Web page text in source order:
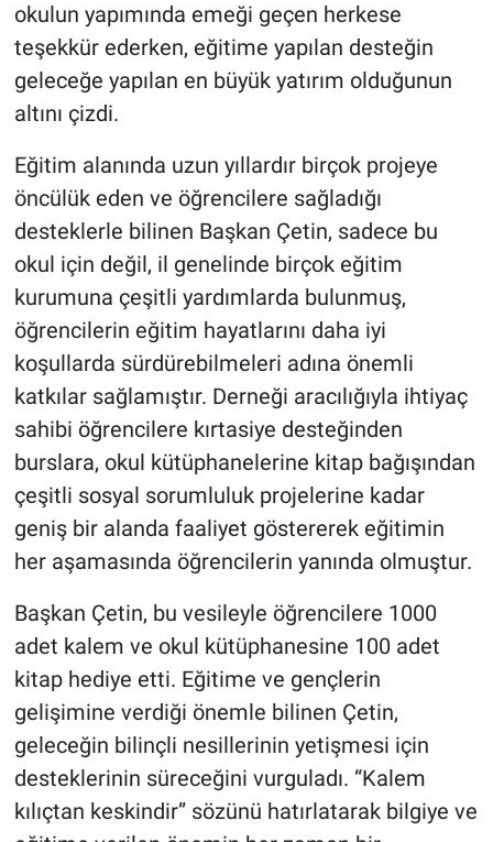
okulun yapımında emeği geçen herkese
teşekkür ederken, eğitime yapılan desteğin
geleceğe yapılan en büyük yatırım olduğunun
altını çizdi.
Eğitim alanında uzun yıllardır birçok projeye
öncülük eden ve öğrencilere sağladığı
desteklerle bilinen Başkan Çetin, sadece bu
okul için değil, il genelinde birçok eğitim
kurumuna çeşitli yardımlarda bulunmuş,
öğrencilerin eğitim hayatlarını daha iyi
koşullarda sürdürebilmeleri adına önemli
katkılar sağlamıştır. Derneği aracılığıyla ihtiyaç
sahibi öğrencilere kırtasiye desteğinden
burslara, okul kütüphanelerine kitap bağışından
çeşitli sosyal sorumluluk projelerine kadar
geniş bir alanda faaliyet göstererek eğitimin
her aşamasında öğrencilerin yanında olmuştur.
Başkan Çetin, bu vesileyle öğrencilere 1000
adet kalem ve okul kütüphanesine 100 adet
kitap hediye etti. Eğitime ve gençlerin
gelişimine verdiği önemle bilinen Çetin,
geleceğin bilinçli nesillerinin yetişmesi için
desteklerinin süreceğini vurguladı. “Kalem
kılıçtan keskindir” sözünü hatırlatarak bilgiye ve